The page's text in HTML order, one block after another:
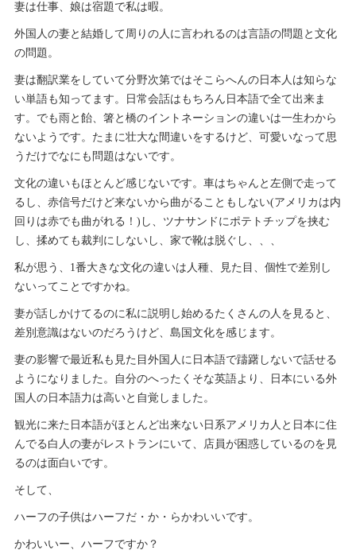
妻は仕事、娘は宿題で私は暇。
外国人の妻と結婚して周りの人に言われるのは言語の問題と文化
の問題。
妻は翻訳業をしていて分野次第ではそこらへんの日本人は知らな
い単語も知ってます。日常会話はもちろん日本語で全て出来ま
す。でも雨と飴、箸と橋のイントネーションの違いは一生わから
ないようです。たまに壮大な間違いをするけど、可愛いなって思
うだけでなにも問題はないです。
文化の違いもほとんど感じないです。車はちゃんと左側で走って
るし、赤信号だけど来ないから曲がることもしない(アメリカは内
回りは赤でも曲がれる！)し、ツナサンドにポテトチップを挟む
し、揉めても裁判にしないし、家で靴は脱ぐし、、、
私が思う、1番大きな文化の違いは人種、見た目、個性で差別し
ないってことですかね。
妻が話しかけてるのに私に説明し始めるたくさんの人を見ると、
差別意識はないのだろうけど、島国文化を感じます。
妻の影響で最近私も見た目外国人に日本語で躊躇しないで話せる
ようになりました。自分のへったくそな英語より、日本にいる外
国人の日本語力は高いと自覚しました。
観光に来た日本語がほとんど出来ない日系アメリカ人と日本に住
んでる白人の妻がレストランにいて、店員が困惑しているのを見
るのは面白いです。
そして、
ハーフの子供はハーフだ・か・らかわいいです。
かわいいー、ハーフですか？